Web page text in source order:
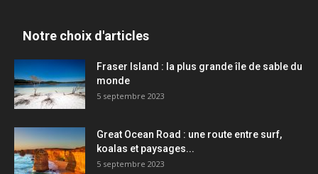
Notre choix d'articles
Fraser Island : la plus grande île de sable du
monde
5 septembre 2023
Great Ocean Road : une route entre surf,
koalas et paysages...
5 septembre 2023